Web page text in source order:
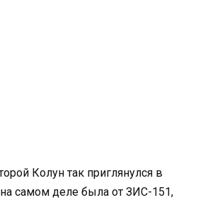
Колун так приглянулся в
самом деле была от ЗИС-151,